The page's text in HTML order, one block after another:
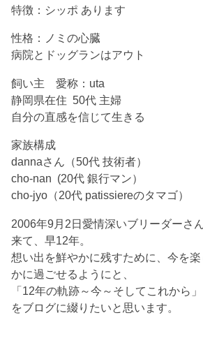
特徴：シッポ あります
性格：ノミの心臓
病院とドッグランはアウト
飼い主 愛称：uta
静岡県在住 50代 主婦
自分の直感を信じて生きる
家族構成
dannaさん（50代 技術者）
cho-nan (20代 銀行マン）
cho-jyo（20代 patissiereのタマゴ）
2006年9月2日愛情深いブリーダーさ
来て、早12年。
想い出を鮮やかに残すために、今を
かに過ごせるようにと、
「12年の軌跡～今～そしてこれから」
をブログに綴りたいと思います。